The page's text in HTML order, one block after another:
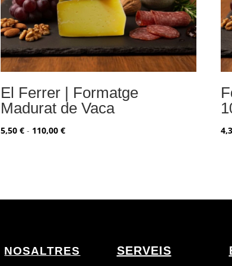
El Ferrer | Formatge
Madurat de Vaca
5,50 € - 110,00 €Rango
hasta
NOSALTRES SERVEIS